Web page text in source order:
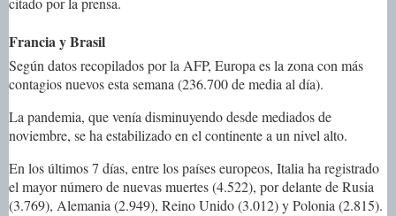
Francia y Brasil
Según datos recopilados por la AFP, Europa es la zona con más
contagios nuevos esta semana (236.700 de media al día).
La pandemia, que venía disminuyendo desde mediados de
noviembre, se ha estabilizado en el continente a un nivel alto.
En los últimos 7 días, entre los países europeos, Italia ha registrado
el mayor número de nuevas muertes (4.522), por delante de Rusia
(3.769), Alemania (2.949), Reino Unido (3.012) y Polonia (2.815).